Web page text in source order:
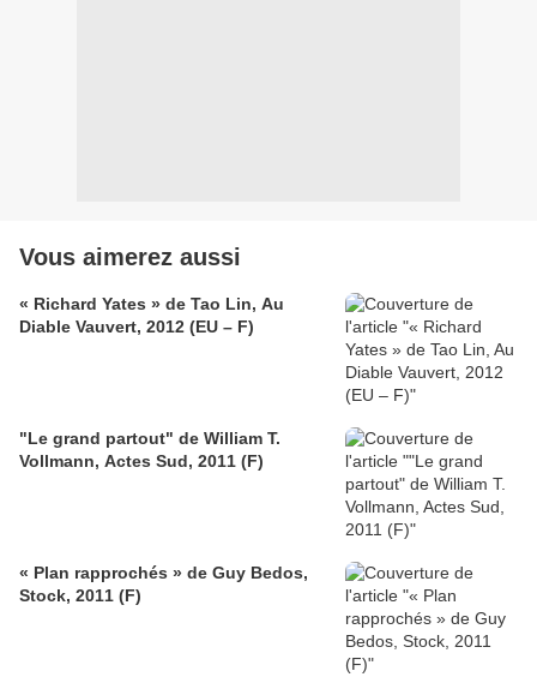
Vous aimerez aussi
« Richard Yates » de Tao Lin, Au
Diable Vauvert, 2012 (EU – F)
"Le grand partout" de William T.
Vollmann, Actes Sud, 2011 (F)
« Plan rapprochés » de Guy Bedos,
Stock, 2011 (F)